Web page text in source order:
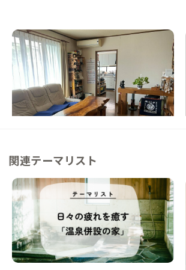
北上A邸
岩手県 戸建て
【スキー場へシャトルバスあり！】青春時代
がよみがえる？野球好き歓迎の家
この家からの距離 72km
関連テーマリスト